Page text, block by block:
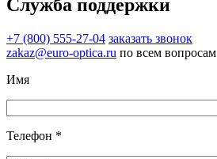
Служба поддержки
+7 (800) 555-27-04 заказать звонок
zakaz@euro-optica.ru по всем вопросам
Имя
Телефон *